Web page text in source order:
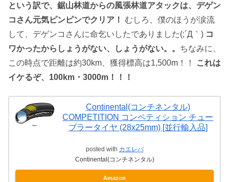
という訳で、鋸山林道からの風張林道アタックは、デゲン
コさん元気ピンピンでクリア！
むしろ、僕のほうが涙流
して、デゲンコさんに命乞いしたでありました(;´Д｀) コ
ワかったからしょうがない、しょうがない。。 ちなみに、
この時点で距離は約30km、獲得標高は1,500m！！
これは
イケるぞ、100km・3000m！！！
Continental(コンチネンタル)
COMPETITION コンペティション チュー
ブラータイヤ (28x25mm) [並行輸入品]
posted with カエレバ
Continental(コンチネンタル)
Amazon